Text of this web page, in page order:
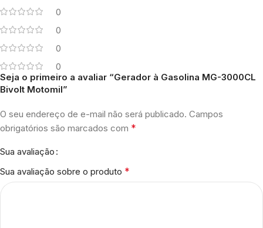
0
0
0
0
Seja o primeiro a avaliar “Gerador à Gasolina MG-3000CL
Bivolt Motomil”
O seu endereço de e-mail não será publicado. Campos
obrigatórios são marcados com *
Sua avaliação
Sua avaliação sobre o produto *